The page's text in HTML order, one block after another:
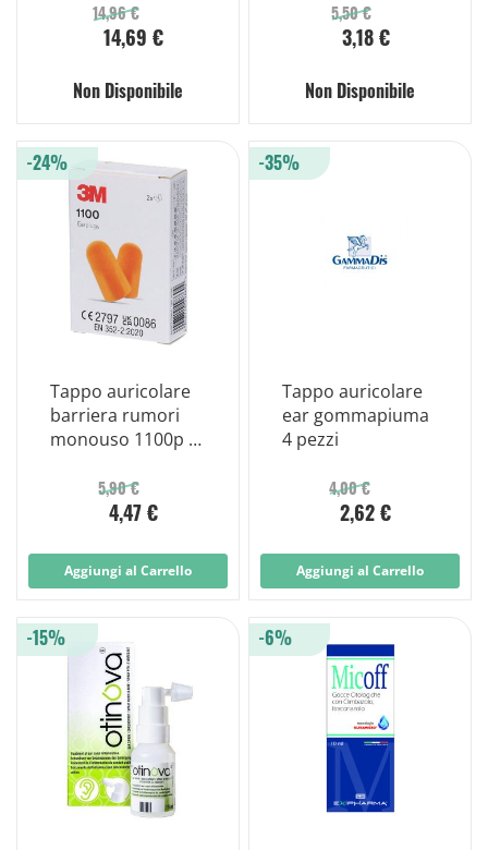
14,96 €
14,69 €
Non Disponibile
5,50 €
3,18 €
Non Disponibile
Tappo auricolare
barriera rumori
monouso 1100p 4
5,90 €
4,47 €
-24%
Aggiungi al Carrello
Tappo auricolare
ear gommapiuma
4 pezzi
4,00 €
2,62 €
-35%
Aggiungi al Carrello
-15% -6%